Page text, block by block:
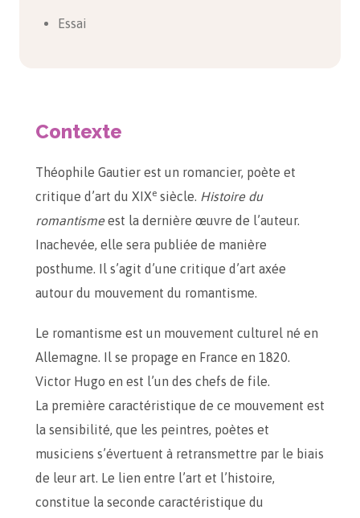
Essai
Contexte
Théophile Gautier est un romancier, poète et
critique d’art du XIXe siècle. Histoire du
romantismeest la dernière œuvre de l’auteur.
Inachevée, elle sera publiée de manière
posthume. Il s’agit d’une critique d’art axée
autour du mouvement du romantisme.
Le romantisme est un mouvement culturel né en
Allemagne. Il se propage en France en 1820.
Victor Hugo en est l’un des chefs de file.
La première caractéristique de ce mouvement est
la sensibilité, que les peintres, poètes et
musiciens s’évertuent à retransmettre par le biais
de leur art. Le lien entre l’art et l’histoire,
constitue la seconde caractéristique du